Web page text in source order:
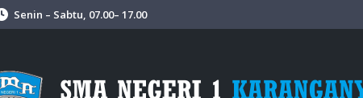
Senin – Sabtu, 07.00– 17.00